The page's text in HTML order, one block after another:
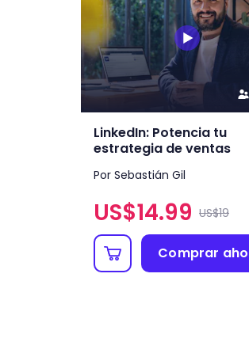
LinkedIn: Potencia tu
estrategia de ventas
Por Sebastián Gil
US$14.99 US$19
Comprar